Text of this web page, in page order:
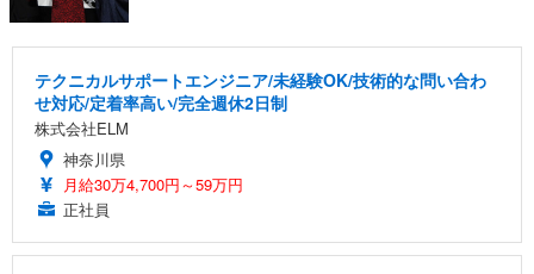
テクニカルサポートエンジニア/未経験OK/技術的な問い合わ
せ対応/定着率高い/完全週休2日制
株式会社ELM
神奈川県
月給30万4,700円～59万円
正社員